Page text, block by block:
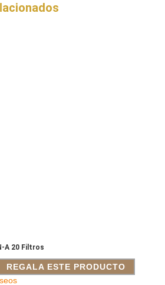
A 20 Filtros
REGALA ESTE PRODUCTO